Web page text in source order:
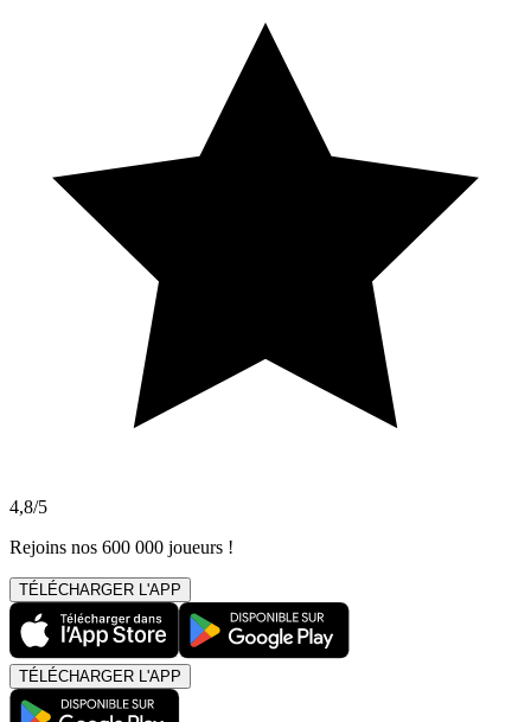
4,8/5
Rejoins nos 600 000 joueurs !
TÉLÉCHARGER L'APP
TÉLÉCHARGER L'APP